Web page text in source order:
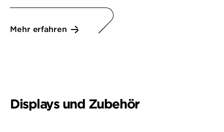
Mehr erfahren
Displays und Zubehör